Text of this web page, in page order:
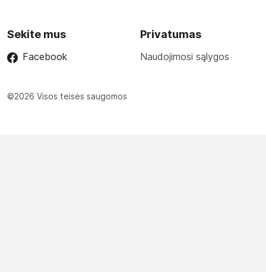
Sekite mus
Facebook
Privatumas
Naudojimosi sąlygos
©2026 Visos teisės saugomos